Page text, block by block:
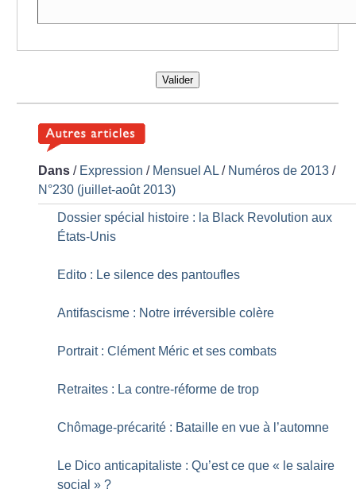
Valider
Dans / Expression / Mensuel AL / Numéros de 2013 /
N°230 (juillet-août 2013)
Dossier spécial histoire : la Black Revolution aux
États-Unis
Edito : Le silence des pantoufles
Antifascisme : Notre irréversible colère
Portrait : Clément Méric et ses combats
Retraites : La contre-réforme de trop
Chômage-précarité : Bataille en vue à l’automne
Le Dico anticapitaliste : Qu’est ce que « le salaire
social » ?